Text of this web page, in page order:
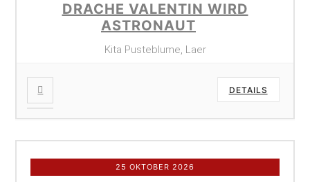
DRACHE VALENTIN WIRD
ASTRONAUT
Kita Pusteblume, Laer
DETAILS
25 OKTOBER 2026